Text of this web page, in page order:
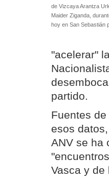
de Vizcaya Arantza
Maider Ziganda,
hoy en San Sebastián
"acelerar"
partido.
Fuentes
esos
ANV se ha
Vasca y de